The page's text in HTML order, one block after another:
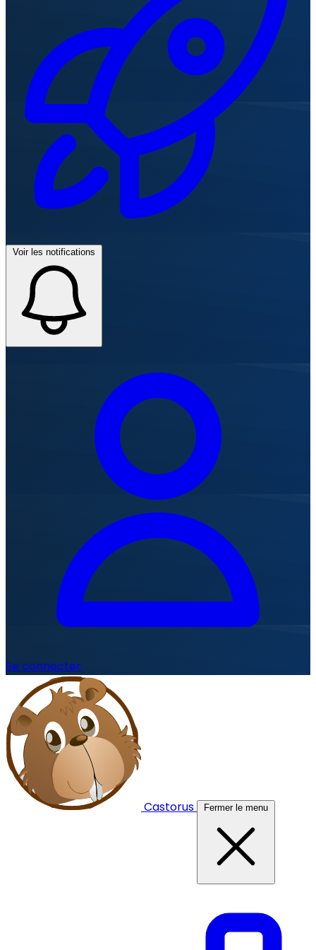
Voir les notifications
Se connecter
Castorus Fermer le menu